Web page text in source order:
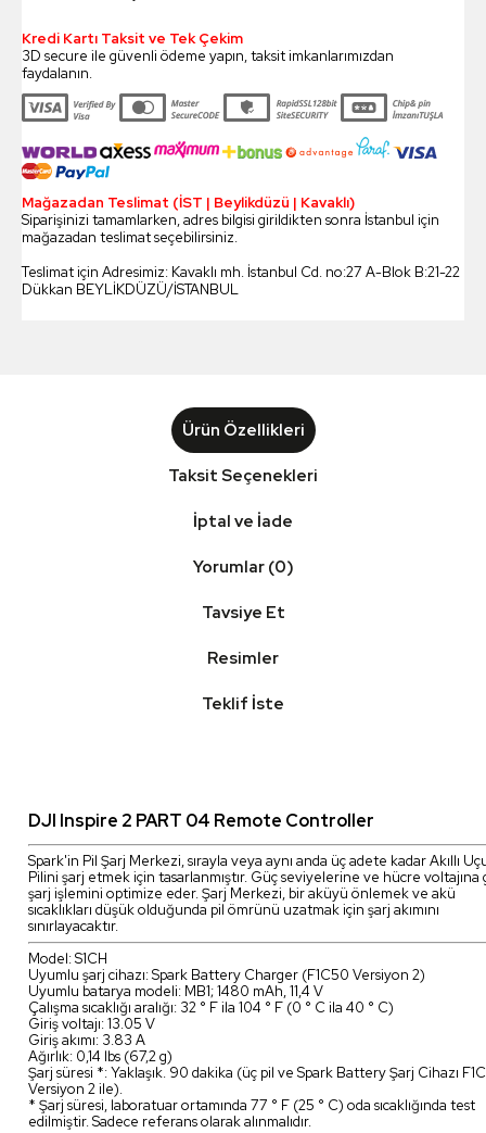
Kredi Kartı Taksit ve Tek Çekim
3D secure ile güvenli ödeme yapın, taksit imkanlarımızdan
faydalanın.
Mağazadan Teslimat (İST | Beylikdüzü | Kavaklı)
Siparişinizi tamamlarken, adres bilgisi girildikten sonra İstanbul için
mağazadan teslimat seçebilirsiniz.
Teslimat için Adresimiz: Kavaklı mh. İstanbul Cd. no:27 A-Blok B:21-22
Dükkan BEYLİKDÜZÜ/İSTANBUL
Ürün Özellikleri
Taksit Seçenekleri
İptal ve İade
Yorumlar (0)
Tavsiye Et
Resimler
Teklif İste
DJI Inspire 2 PART 04 Remote Controller
Spark'in Pil Şarj Merkezi, sırayla veya aynı anda üç adete kadar Akıllı
Pilini şarj etmek için tasarlanmıştır. Güç seviyelerine ve hücre voltajına
şarj işlemini optimize eder. Şarj Merkezi, bir aküyü önlemek ve akü
sıcaklıkları düşük olduğunda pil ömrünü uzatmak için şarj akımını
sınırlayacaktır.
Model: S1CH
Uyumlu şarj cihazı: Spark Battery Charger (F1C50 Versiyon 2)
Uyumlu batarya modeli: MB1; 1480 mAh, 11,4 V
Çalışma sıcaklığı aralığı: 32 ° F ila 104 ° F (0 ° C ila 40 ° C)
Giriş voltajı: 13.05 V
Giriş akımı: 3.83 A
Ağırlık: 0,14 lbs (67,2 g)
Şarj süresi *: Yaklaşık. 90 dakika (üç pil ve Spark Battery Şarj Cihazı
Versiyon 2 ile).
* Şarj süresi, laboratuar ortamında 77 ° F (25 ° C) oda sıcaklığında test
edilmiştir. Sadece referans olarak alınmalıdır.